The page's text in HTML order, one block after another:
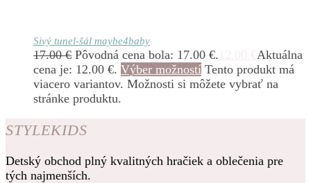
Sivý tunel-šál maybe4baby
17.00€ Pôvodná cena bola: 17.00 €.
Aktuálna
cena je: 12.00 €. Výber možností Tento produkt má
viacero variantov. Možnosti si môžete vybrať na
stránke produktu.
STYLEKIDS
Detský obchod plný kvalitných hračiek a oblečenia pre
tých najmenších.